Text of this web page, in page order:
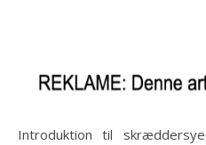
Introduktion til skræddersyede rullegardiner fra Avant